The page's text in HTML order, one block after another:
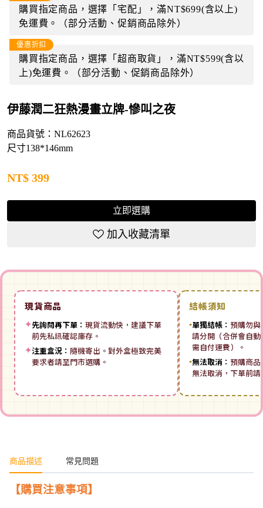
購買指定商品，選擇「宅配」，滿NT$699(含以上)
免運費。（部分活動、促銷商品除外）
優惠折扣
購買指定商品，選擇「超商取貨」，滿NT$599(含以
上)免運費。（部分活動、促銷商品除外）
伊藤潤二狂熱漫畫立牌-慘叫之夜
商品貨號：NL62623
尺寸138*146mm
NT$ 399
立即選購
加入收藏清單
現貨商品
✦先詢問再下單： 現貨流動快，建議下單
前先私訊確認庫存。
✦注重盒況： 隨機寄出。對外盒極致完美
要求者請至門市選購。
結帳須知
▪單獨結帳： 預購勿與
請分開（合併會自
需自付運費）。
▪無法取消： 預購商品
無法取消，下單前
商品描述 常見問題
【購買注意事項】